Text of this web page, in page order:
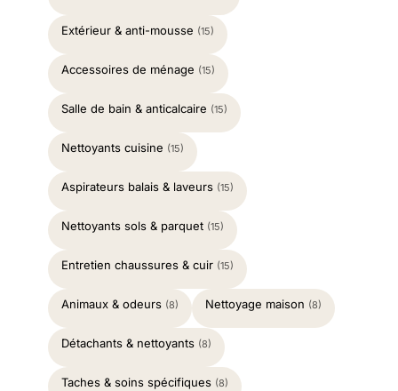
Extérieur & anti-mousse (15)
Accessoires de ménage (15)
Salle de bain & anticalcaire (15)
Nettoyants cuisine (15)
Aspirateurs balais & laveurs (15)
Nettoyants sols & parquet (15)
Entretien chaussures & cuir (15)
Animaux & odeurs (8) Nettoyage maison (8)
Détachants & nettoyants (8)
Taches & soins spécifiques (8)